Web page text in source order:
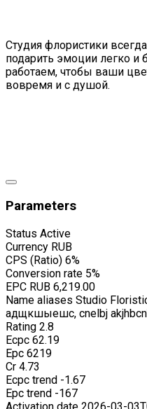
Студия флористики
подарить эмоции легко
работаем, чтобы ваши
вовремя и с душой.
Parameters
Status Active
Currency RUB
CPS (Ratio) 6%
Conversion rate 5%
EPC RUB 6,219.00
Name aliases Studio
адщкшыешс, cnelbj
Rating 2.8
Ecpc 62.19
Epc 6219
Cr 4.73
Ecpc trend -1.67
Epc trend -167